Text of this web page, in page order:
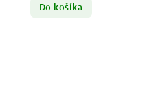
Do košíka